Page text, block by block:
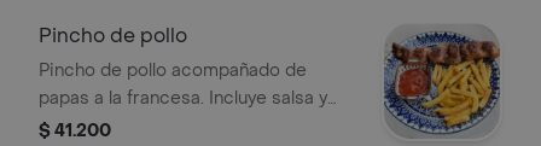
Pincho de pollo
Pincho de pollo acompañado de
papas a la francesa. Incluye salsa y
chocolatina.
$ 41.200